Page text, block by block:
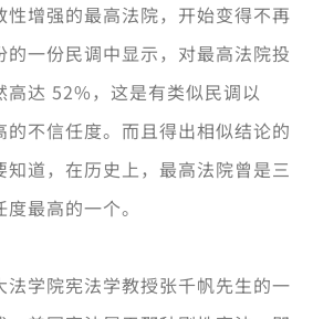
性增强的最高法院，开始变得不再
一份民调中显示，对最高法院投
高达 52%，这是有类似民调以
的不信任度。而且得出相似结论的
知道，在历史上，最高法院曾是三
最高的一个。
法学院宪法学教授张千帆先生的一